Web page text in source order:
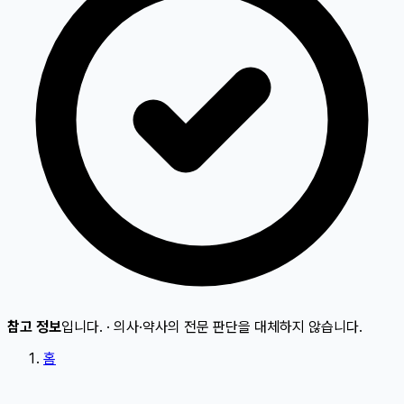
참고 정보입니다. · 의사·약사의 전문 판단을 대체하지 않습니다.
홈